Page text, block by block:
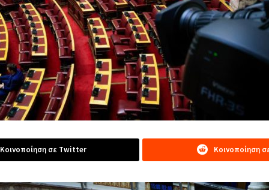
Κοινοποίηση σε Twitter Κοινοποίηση